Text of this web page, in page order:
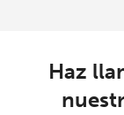
Haz